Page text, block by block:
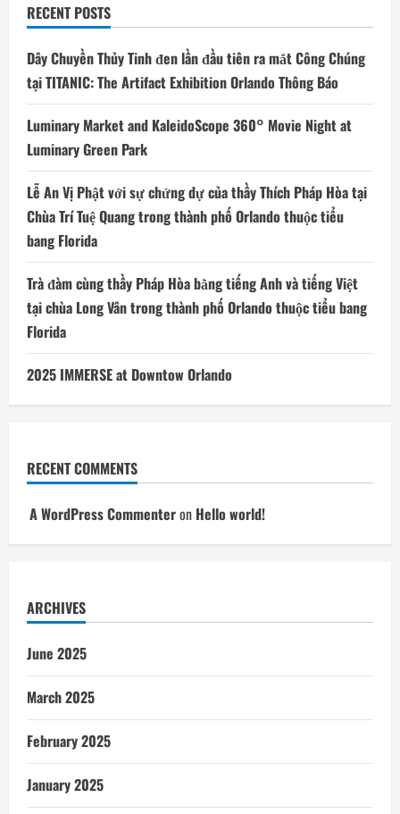
RECENT POSTS
Dây Chuyền Thủy Tinh đen lần đầu tiên ra mắt Công Chúng
tại TITANIC: The Artifact Exhibition Orlando Thông Báo
Luminary Market and KaleidoScope 360° Movie Night at
Luminary Green Park
Lễ An Vị Phật với sự chứng dự của thầy Thích Pháp Hòa tại
Chùa Trí Tuệ Quang trong thành phố Orlando thuộc tiểu
bang Florida
Trà đàm cùng thầy Pháp Hòa bằng tiếng Anh và tiếng Việt
tại chùa Long Vân trong thành phố Orlando thuộc tiểu bang
Florida
2025 IMMERSE at Downtow Orlando
RECENT COMMENTS
A WordPress Commenteron Hello world!
ARCHIVES
June 2025
March 2025
February 2025
January 2025